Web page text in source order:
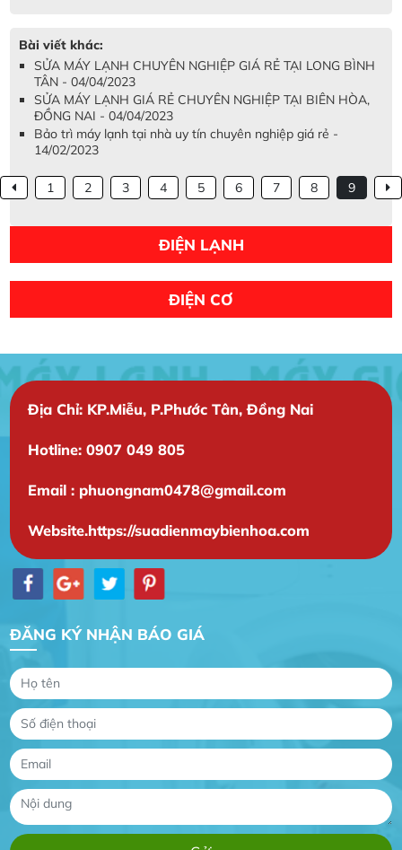
Bài viết khác:
SỬA MÁY LẠNH CHUYÊN NGHIỆP GIÁ RẺ TẠI LONG BÌNH
TÂN - 04/04/2023
SỬA MÁY LẠNH GIÁ RẺ CHUYÊN NGHIỆP TẠI BIÊN HÒA,
ĐỒNG NAI - 04/04/2023
Bảo trì máy lạnh tại nhà uy tín chuyên nghiệp giá rẻ -
14/02/2023
1 2 3 4 5 6 7 8 9
ĐIỆN LẠNH
ĐIỆN CƠ
Địa Chỉ: KP.Miễu, P.Phước Tân, Đồng Nai
Hotline: 0907 049 805
Email : phuongnam0478@gmail.com
Website.https://suadienmaybienhoa.com
ĐĂNG KÝ NHẬN BÁO GIÁ
Gia Đình chúng tôi rất hài lòng dịch vụ tại
Dự án nhà phố đẹp lên nhờ đội thợ điện từ dịch